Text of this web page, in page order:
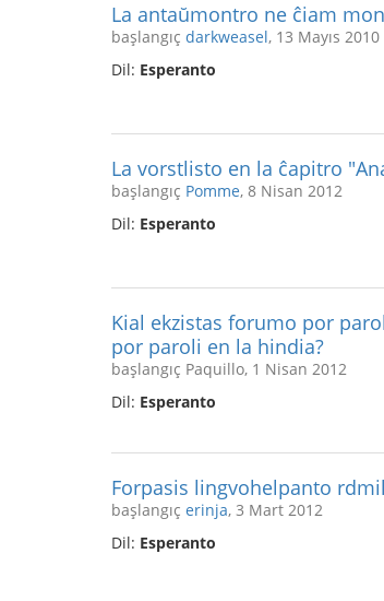
La antaŭmontro ne ĉiam
başlangıç darkweasel, 13 Mayıs 2010
Dil: Esperanto
La vorstlisto en la ĉapitro
başlangıç Pomme, 8 Nisan 2012
Dil: Esperanto
Kial ekzistas forumo por
por paroli en la hindia?
başlangıç Paquillo, 1 Nisan 2012
Dil: Esperanto
Forpasis lingvohelpanto
başlangıç erinja, 3 Mart 2012
Dil: Esperanto